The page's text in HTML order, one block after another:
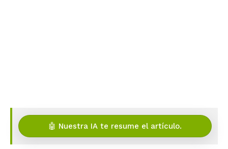
🤖 Nuestra IA te resume el artículo.